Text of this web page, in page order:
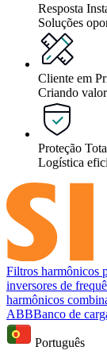
Resposta
Soluções
Cliente em
Criando
Proteção
Logística
Filtros harmônicos
inversores de
harmônicos
ABBBanco de
Português